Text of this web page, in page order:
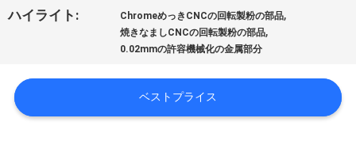
ツ
ー
ハイライト: ChromeめっきCNCの回転製粉の部品,
焼きなましCNCの回転製粉の部品,
0.02mmの許容機械化の金属部分
ベストプライス